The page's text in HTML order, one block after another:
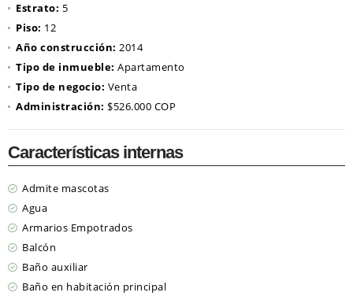
Estrato: 5
Piso: 12
Año construcción: 2014
Tipo de inmueble: Apartamento
Tipo de negocio: Venta
Administración: $526.000 COP
Características internas
Admite mascotas
Agua
Armarios Empotrados
Balcón
Baño auxiliar
Baño en habitación principal